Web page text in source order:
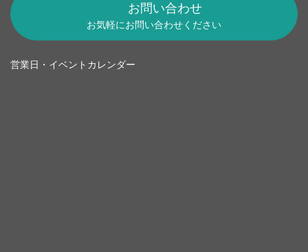
お問い合わせ
お気軽にお問い合わせください
営業日・イベントカレンダー